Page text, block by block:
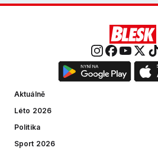
Aktuálně
Léto 2026
Politika
Sport 2026